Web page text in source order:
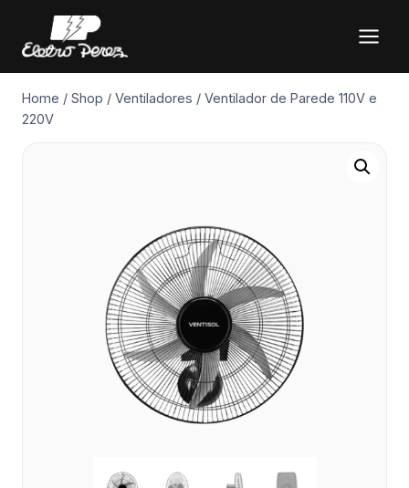
Home / Shop / Ventiladores / Ventilador de Parede 110V e
220V